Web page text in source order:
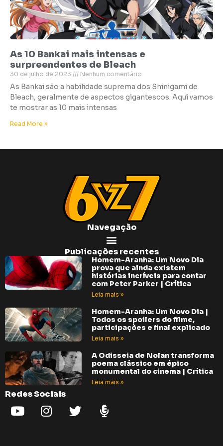
As 10 Bankai mais intensas e
surpreendentes de Bleach
30 de julho de 2023 Nenhum comentário
As Bankai são a habilidade suprema dos Shinigami de
Bleach, geralmente de aspectos gigantescos. Aqui vamos
te mostrar as 10 mais intensas
Read More »
Navegação
Publicações recentes
Homem-Aranha: Um Novo Dia
prova que ainda existem
histórias incríveis para contar
com Peter Parker | Crítica
Leia mais »
Homem-Aranha: Um Novo Dia |
Todos os spoilers do filme,
participações e final explicado
Leia mais »
A Odisseia de Nolan transforma
poema clássico em épico
monumental do cinema | Crítica
Leia mais »
Redes Sociais